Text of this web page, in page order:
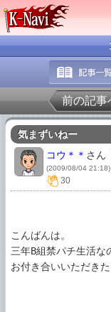
前の記事
気まずいねー
コウ＊＊ さん
(2009/08/04 21:18)
30
こんばんは。
三年B組禁パチ生活な
お付き合いいただきた